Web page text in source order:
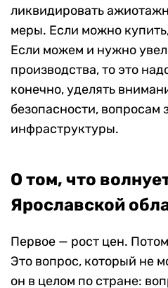
ликвидировать
меры. Если можно
Если можем и нужно
производства, то это
конечно, уделять
безопасности,
инфраструктуры.
О том, что
Ярославской
Первое — рост цен.
Это вопрос, который не
он в целом по стране: